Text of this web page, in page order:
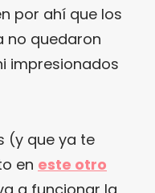
por ahí que los
no quedaron
impresionados
(y que ya te
en este otro